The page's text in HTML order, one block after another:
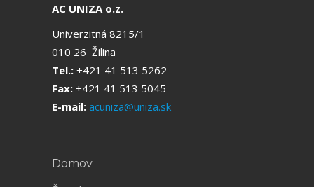
AC UNIZA o.z.
Univerzitná 8215/1
010 26 Žilina
Tel.: +421 41 513 5262
Fax: +421 41 513 5045
E-mail: acuniza@uniza.sk
Domov